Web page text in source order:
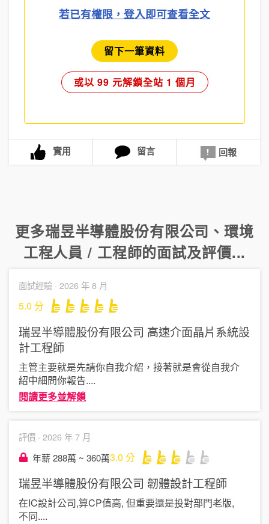
若已有權限，登入即可查看全文
留下一筆資料
或以 99 元解鎖全站 1 個月
實用 留言 回報
更多瑞昱半導體股份有限公司 、環境
工程人員 / 工程師的面試及評價...
面試經驗 · 2026 年 8 月
5.0 分
瑞昱半導體股份有限公司 高速介面晶片系統設
計工程師
主管主要就是先請你自我介紹，接著就是會從自我介
紹中細問你報告....
閱讀更多並解鎖
評價 · 2026 年 7 月
年薪 288萬 ~ 360萬3.0 分
瑞昱半導體股份有限公司 韌體設計工程師
在IC設計公司,算CP值高, 但重要還是投對部門老版,
不同....